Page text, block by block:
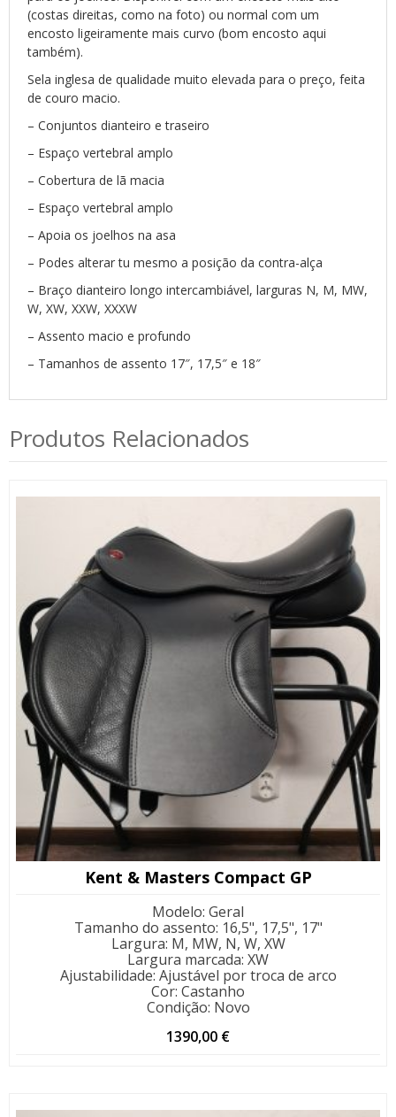
(costas direitas, como na foto) ou normal com um
encosto ligeiramente mais curvo (bom encosto aqui
também).
Sela inglesa de qualidade muito elevada para o preço, feita
de couro macio.
– Conjuntos dianteiro e traseiro
– Espaço vertebral amplo
– Cobertura de lã macia
– Espaço vertebral amplo
– Apoia os joelhos na asa
– Podes alterar tu mesmo a posição da contra-alça
– Braço dianteiro longo intercambiável, larguras N, M, MW,
W, XW, XXW, XXXW
– Assento macio e profundo
– Tamanhos de assento 17″, 17,5″ e 18″
Produtos Relacionados
Kent & Masters Compact GP
Modelo: Geral
Tamanho do assento: 16,5", 17,5", 17"
Largura: M, MW, N, W, XW
Largura marcada: XW
Ajustabilidade: Ajustável por troca de arco
Cor: Castanho
Condição: Novo
1390,00 €